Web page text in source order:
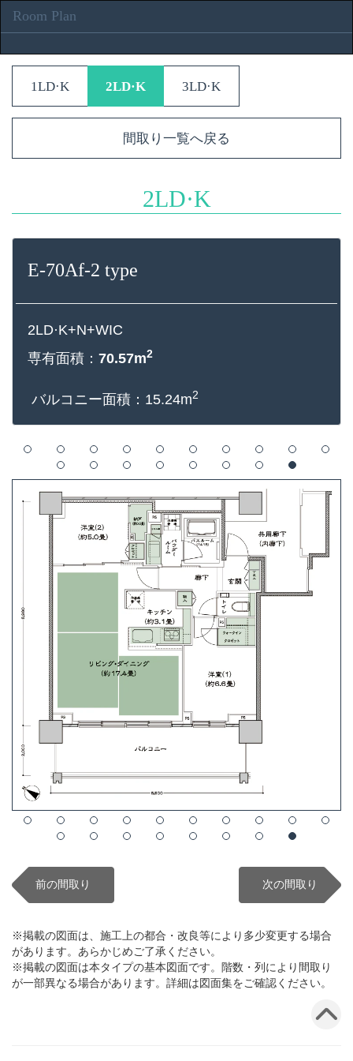
Room Plan
1LD·K 2LD·K 3LD·K
間取り一覧へ戻る
2LD·K
E-70Af-2 type
2LD·K+N+WIC
専有面積： 70.57m2
バルコニー面積：15.24m2
前の間取り 次の間取り
※掲載の図面は、施工上の都合・改良等により多少変更する場合
があります。あらかじめご了承ください。
※掲載の図面は本タイプの基本図面です。階数・列により間取り
が一部異なる場合があります。詳細は図面集をご確認ください。